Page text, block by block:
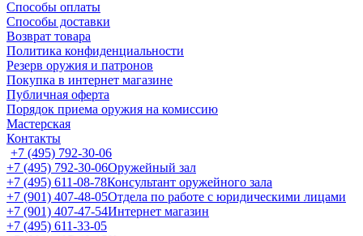
Способы оплаты
Способы доставки
Возврат товара
Политика конфиденциальности
Резерв оружия и патронов
Покупка в интернет магазине
Публичная оферта
Порядок приема оружия на комиссию
Мастерская
Контакты
+7 (495) 792-30-06
+7 (495) 792-30-06Оружейный зал
+7 (495) 611-08-78Консультант оружейного зала
+7 (901) 407-48-05Отдела по работе с юридическими лицами
+7 (901) 407-47-54Интернет магазин
+7 (495) 611-33-05